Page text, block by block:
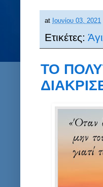
at Ιουνίου 03, 2021
Ετικέτες:
ΤΟ